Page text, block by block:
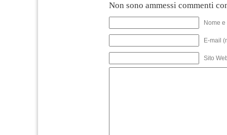
Non sono ammessi commenti
Nome
E-mail
Sito